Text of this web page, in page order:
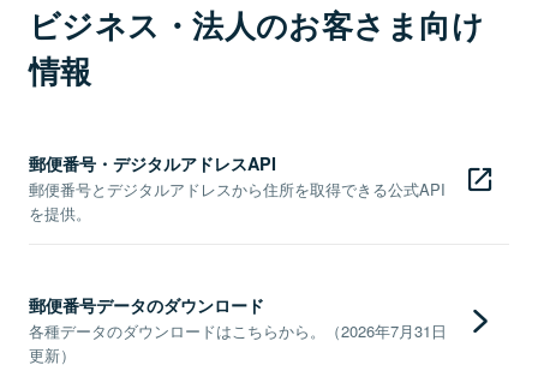
ビジネス・法人のお客さま向け
情報
郵便番号・デジタルアドレスAPI
郵便番号とデジタルアドレスから住所を取得できる公式API
を提供。
郵便番号データのダウンロード
各種データのダウンロードはこちらから。（2026年7月31日
更新）